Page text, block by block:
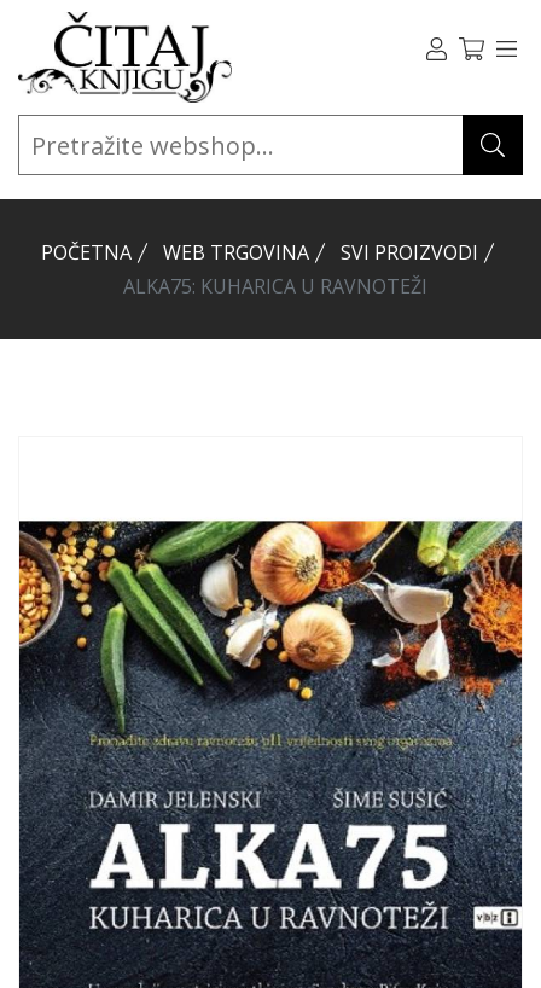
POČETNA WEB TRGOVINA
SVI PROIZVODI
ALKA75: KUHARICA U RAVNOTEŽI